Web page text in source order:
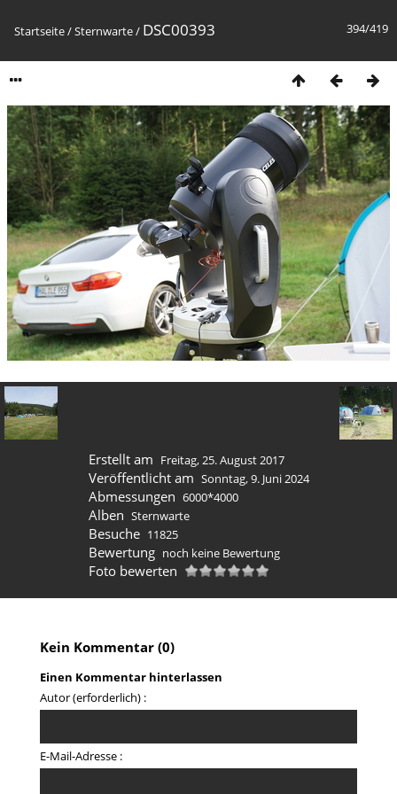
394/419
Startseite/Sternwarte/ DSC00393
Erstellt am Freitag, 25. August 2017
Veröffentlicht am Sonntag, 9. Juni 2024
Abmessungen 6000*4000
Alben Sternwarte
Besuche 11825
Bewertung noch keine Bewertung
Foto bewerten
Kein Kommentar (0)
Einen Kommentar hinterlassen
Autor (erforderlich) :
E-Mail-Adresse :